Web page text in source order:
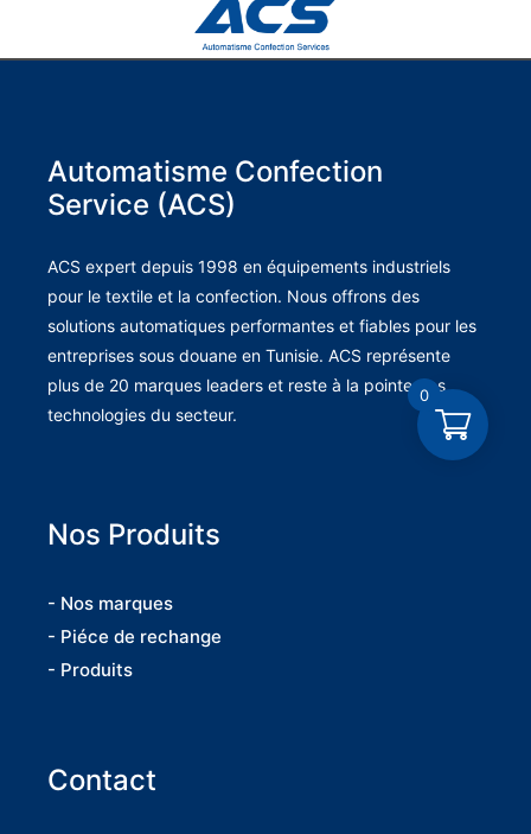
Automatisme Confection
Service (ACS)
ACS expert depuis 1998 en équipements industriels
pour le textile et la confection. Nous offrons des
solutions automatiques performantes et fiables pour les
entreprises sous douane en Tunisie. ACS représente
plus de 20 marques leaders et reste à la pointe des
technologies du secteur.
Nos Produits
- Nos marques
- Piéce de rechange
- Produits
Contact
0